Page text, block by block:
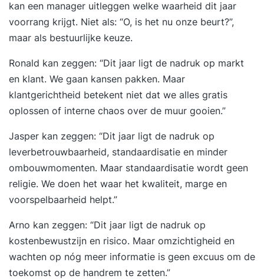
kan een manager uitleggen welke waarheid dit jaar
voorrang krijgt. Niet als: “O, is het nu onze beurt?”,
maar als bestuurlijke keuze.
Ronald kan zeggen: “Dit jaar ligt de nadruk op markt
en klant. We gaan kansen pakken. Maar
klantgerichtheid betekent niet dat we alles gratis
oplossen of interne chaos over de muur gooien.”
Jasper kan zeggen: “Dit jaar ligt de nadruk op
leverbetrouwbaarheid, standaardisatie en minder
ombouwmomenten. Maar standaardisatie wordt geen
religie. We doen het waar het kwaliteit, marge en
voorspelbaarheid helpt.”
Arno kan zeggen: “Dit jaar ligt de nadruk op
kostenbewustzijn en risico. Maar omzichtigheid en
wachten op nóg meer informatie is geen excuus om de
toekomst op de handrem te zetten.”